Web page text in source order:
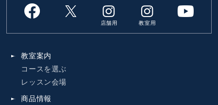
店舗用 教室用
教室案内
コースを選ぶ
レッスン会場
商品情報